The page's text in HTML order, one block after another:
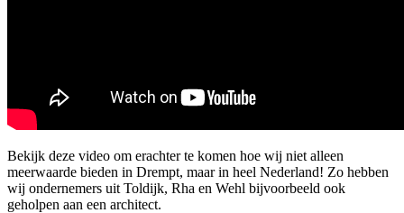
Bekijk deze video om erachter te komen hoe wij niet alleen
meerwaarde bieden in Drempt, maar in heel Nederland! Zo hebben
wij ondernemers uit Toldijk, Rha en Wehl bijvoorbeeld ook
geholpen aan een architect.